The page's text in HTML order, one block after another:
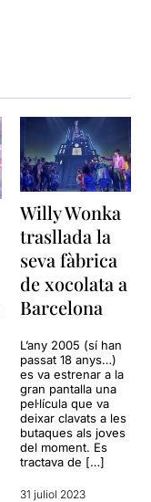
Willy Wonka
trasllada la
seva fàbrica
de xocolata a
Barcelona
L’any 2005 (sí han
passat 18 anys…)
es va estrenar a la
gran pantalla una
pel·lícula que va
deixar clavats a les
butaques als joves
del moment. Es
tractava de […]
31 juliol 2023